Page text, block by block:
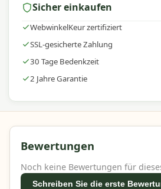
Sicher einkaufen
WebwinkelKeur zertifiziert
SSL-gesicherte Zahlung
30 Tage Bedenkzeit
2 Jahre Garantie
Bewertungen
Noch keine Bewertungen für
Schreiben Sie die erste